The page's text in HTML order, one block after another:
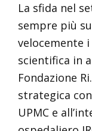
La sfida nel
sempre più
velocemente
scientifica in
Fondazione
strategica
UPMC e